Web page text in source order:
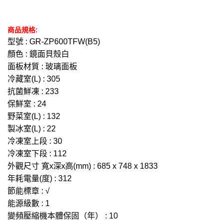
商品規格:
型號 : GR-ZP600TFW(B5)
顏色 : 鏡面貝殼白
面板材質 : 玻璃面板
冷藏室(L) : 305
抗菌鮮凍 : 233
保鮮室 : 24
野菜室(L) : 132
製冰室(L) : 22
冷凍室上段 : 30
冷凍室下段 : 112
外觀尺寸 寬x深x高(mm) : 685 x 748 x 1833
年耗電量(度) : 312
節能標章 : √
能源級數 : 1
變頻壓縮機本體保固（年） : 10